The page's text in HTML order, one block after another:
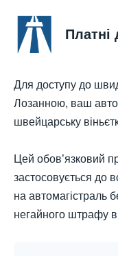
Платні
Для доступу до
Лозанною, ваш
швейцарську
Цей обов’язковий
застосовується до
на автомагістраль
негайного штрафу